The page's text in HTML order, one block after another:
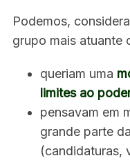
Podemos,
grupo mais atuante
queriam uma
limites ao
pensavam em
grande parte
(candidaturas,